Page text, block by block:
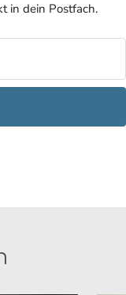
in dein Postfach.